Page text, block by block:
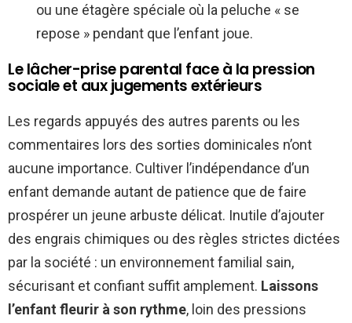
ou une étagère spéciale où la peluche « se
repose » pendant que l’enfant joue.
Le lâcher-prise parental face à la pression
sociale et aux jugements extérieurs
Les regards appuyés des autres parents ou les
commentaires lors des sorties dominicales n’ont
aucune importance. Cultiver l’indépendance d’un
enfant demande autant de patience que de faire
prospérer un jeune arbuste délicat. Inutile d’ajouter
des engrais chimiques ou des règles strictes dictées
par la société : un environnement familial sain,
sécurisant et confiant suffit amplement. Laissons
l’enfant fleurir à son rythme, loin des pressions